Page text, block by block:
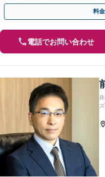
ハラスメントの対応・予防にも実
料
電話でお問い合わせ